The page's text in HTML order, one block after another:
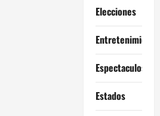
Elecciones
Entretenimiento
Espectaculos
Estados